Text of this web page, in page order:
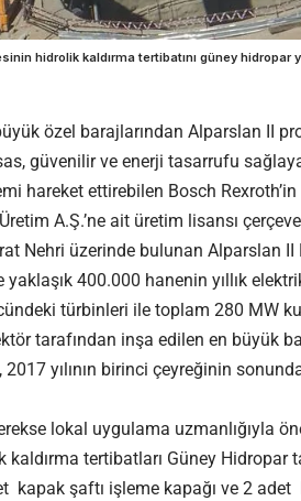
hidrolik kaldırma tertibatını güney hidropar
özel barajlarından Alparslan II
güvenilir ve enerji tasarrufu
hareket ettirebilen Bosch
A.Ş.’ne ait üretim lisansı
Nehri üzerinde bulunan Alparslan
400.000 hanenin yıllık
türbinleri ile toplam 280 MW
tarafından inşa edilen en büyük
yılının birinci çeyreğinin
lokal uygulama uzmanlığıyla
kaldırma tertibatları Güney Hidropar
kapak şaftı işleme kapağı ve 2